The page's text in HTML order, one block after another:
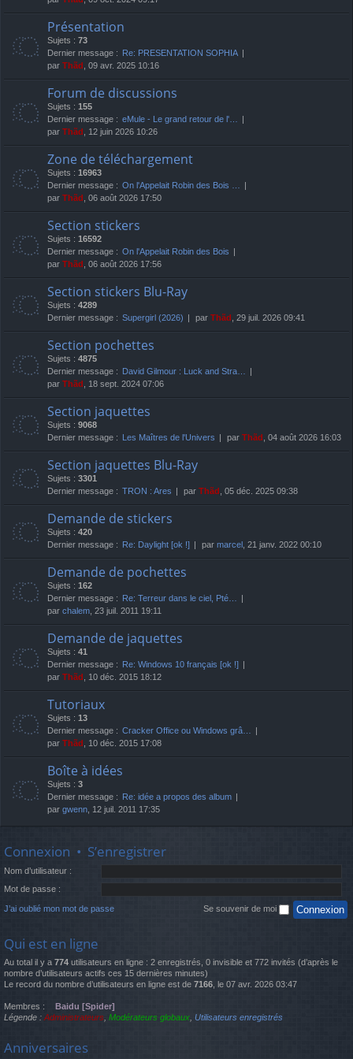
Présentation
Sujets : 73
Dernier message : Re: PRESENTATION SOPHIA
par Thãd , 09 avr. 2025 10:16
Forum de discussions
Sujets : 155
Dernier message : eMule - Le grand retour de l'…
par Thãd , 12 juin 2026 10:26
Zone de téléchargement
Sujets : 16963
Dernier message : On l'Appelait Robin des Bois …
par Thãd , 06 août 2026 17:50
Section stickers
Sujets : 16592
Dernier message : On l'Appelait Robin des Bois
par Thãd , 06 août 2026 17:56
Section stickers Blu-Ray
Sujets : 4289
Dernier message : Supergirl (2026) par Thãd , 29 juil. 2026 09:41
Section pochettes
Sujets : 4875
Dernier message : David Gilmour : Luck and Stra…
par Thãd , 18 sept. 2024 07:06
Section jaquettes
Sujets : 9068
Dernier message : Les Maîtres de l'Univers par Thãd , 04 août 2026 16:03
Section jaquettes Blu-Ray
Sujets : 3301
Dernier message : TRON : Ares par Thãd , 05 déc. 2025 09:38
Demande de stickers
Sujets : 420
Dernier message : Re: Daylight [ok !] par marcel , 21 janv. 2022 00:10
Demande de pochettes
Sujets : 162
Dernier message : Re: Terreur dans le ciel, Pté…
par chalem , 23 juil. 2011 19:11
Demande de jaquettes
Sujets : 41
Dernier message : Re: Windows 10 français [ok !]
par Thãd , 10 déc. 2015 18:12
Tutoriaux
Sujets : 13
Dernier message : Cracker Office ou Windows grâ…
par Thãd , 10 déc. 2015 17:08
Boîte à idées
Sujets : 3
Dernier message : Re: idée a propos des album
par gwenn , 12 juil. 2011 17:35
Connexion • S’enregistrer
Nom d’utilisateur :
Mot de passe :
J’ai oublié mon mot de passe Se souvenir de moi
Qui est en ligne
Au total il y a 774 utilisateurs en ligne : 2 enregistrés, 0 invisible et 772 invités (d’après le
nombre d’utilisateurs actifs ces 15 dernières minutes)
Le record du nombre d’utilisateurs en ligne est de 7166 , le 07 avr. 2026 03:47
Membres :
Baidu [Spider]
Légende : Administrateurs Modérateurs globaux Utilisateurs enregistrés
Anniversaires